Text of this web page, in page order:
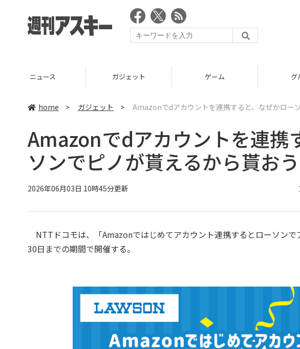
ニュース ガジェット ゲーム グ
home > ガジェット > Amazonでdアカウントを連携すると、なぜかロー
Amazonでdアカウントを連携
ソンでピノが貰えるから貰おう
2026年06月03日 10時45分更新
NTTドコモは、「Amazonではじめてアカウント連携するとローソン
30日までの期間で開催する。